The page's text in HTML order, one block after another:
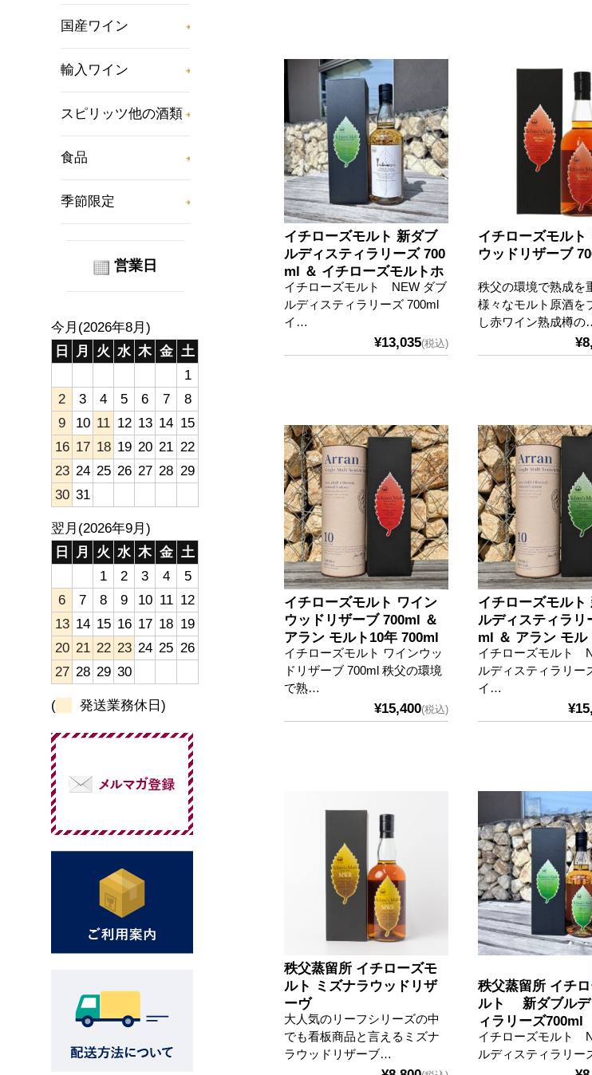
イチローズモルト 新ダブ
ルディスティラリーズ 700
ml ＆ イチローズモルトホ
ワイトラベル700ml
イチローズモルト NEW ダブ
ルディスティラリーズ 700ml
イ…
¥13,035(税込)
イチローズモルト
ウッドリザーブ
秩父の環境で熟成を
様々なモルト原酒を
し赤ワイン熟成樽の
イチローズモルト ワイン
ウッドリザーブ 700ml ＆
アラン モルト10年 700ml
イチローズモルト ワインウッ
ドリザーブ 700ml 秩父の環境
で熟…
¥15,400(税込)
イチローズモルト
ルディスティラリ
ml ＆ アラン モル
00ml
イチローズモルト
ルディスティラリー
イ…
秩父蒸留所 イチローズモ
ルト ミズナラウッドリザ
ーヴ
大人気のリーフシリーズの中
でも看板商品と言えるミズナ
ラウッドリザーブ…
秩父蒸留所 イチ
ルト 新ダブルデ
ィラリーズ700ml
イチローズモルト
ルディスティラリ
国産ワイン
輸入ワイン
スピリッツ他の酒類
食品
季節限定
営業日
今月(2026年8月)
日
月 火 水 木 金 土
1
2
3 4 5 6 7
8
9
10 11 12 13 14 15
16 17 18 19 20 21 22
23 24 25 26 27 28 29
30 31
翌月(2026年9月)
日
月 火 水 木 金 土
1
2 3 4
5
6
7 8 9 10 11 12
13 14 15 16 17 18 19
20 21 22 23 24 25 26
27 28 29 30
( 発送業務休日)